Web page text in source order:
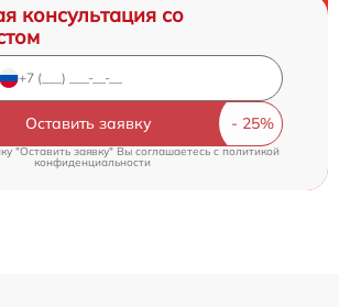
консультация со
Оставить заявку
"Оставить заявку" Вы соглашаетесь cполитикой
конфиденциальности